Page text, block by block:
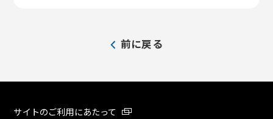
前に戻る
サイトのご利用にあたって